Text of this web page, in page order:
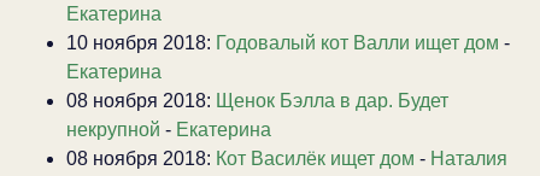
Екатерина
10 ноября 2018: Годовалый кот Валли ищет дом -
Екатерина
08 ноября 2018: Щенок Бэлла в дар. Будет
некрупной - Екатерина
08 ноября 2018: Кот Василёк ищет дом - Наталия